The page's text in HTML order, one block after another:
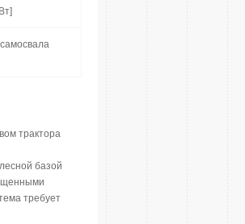
трактора
базой
требует